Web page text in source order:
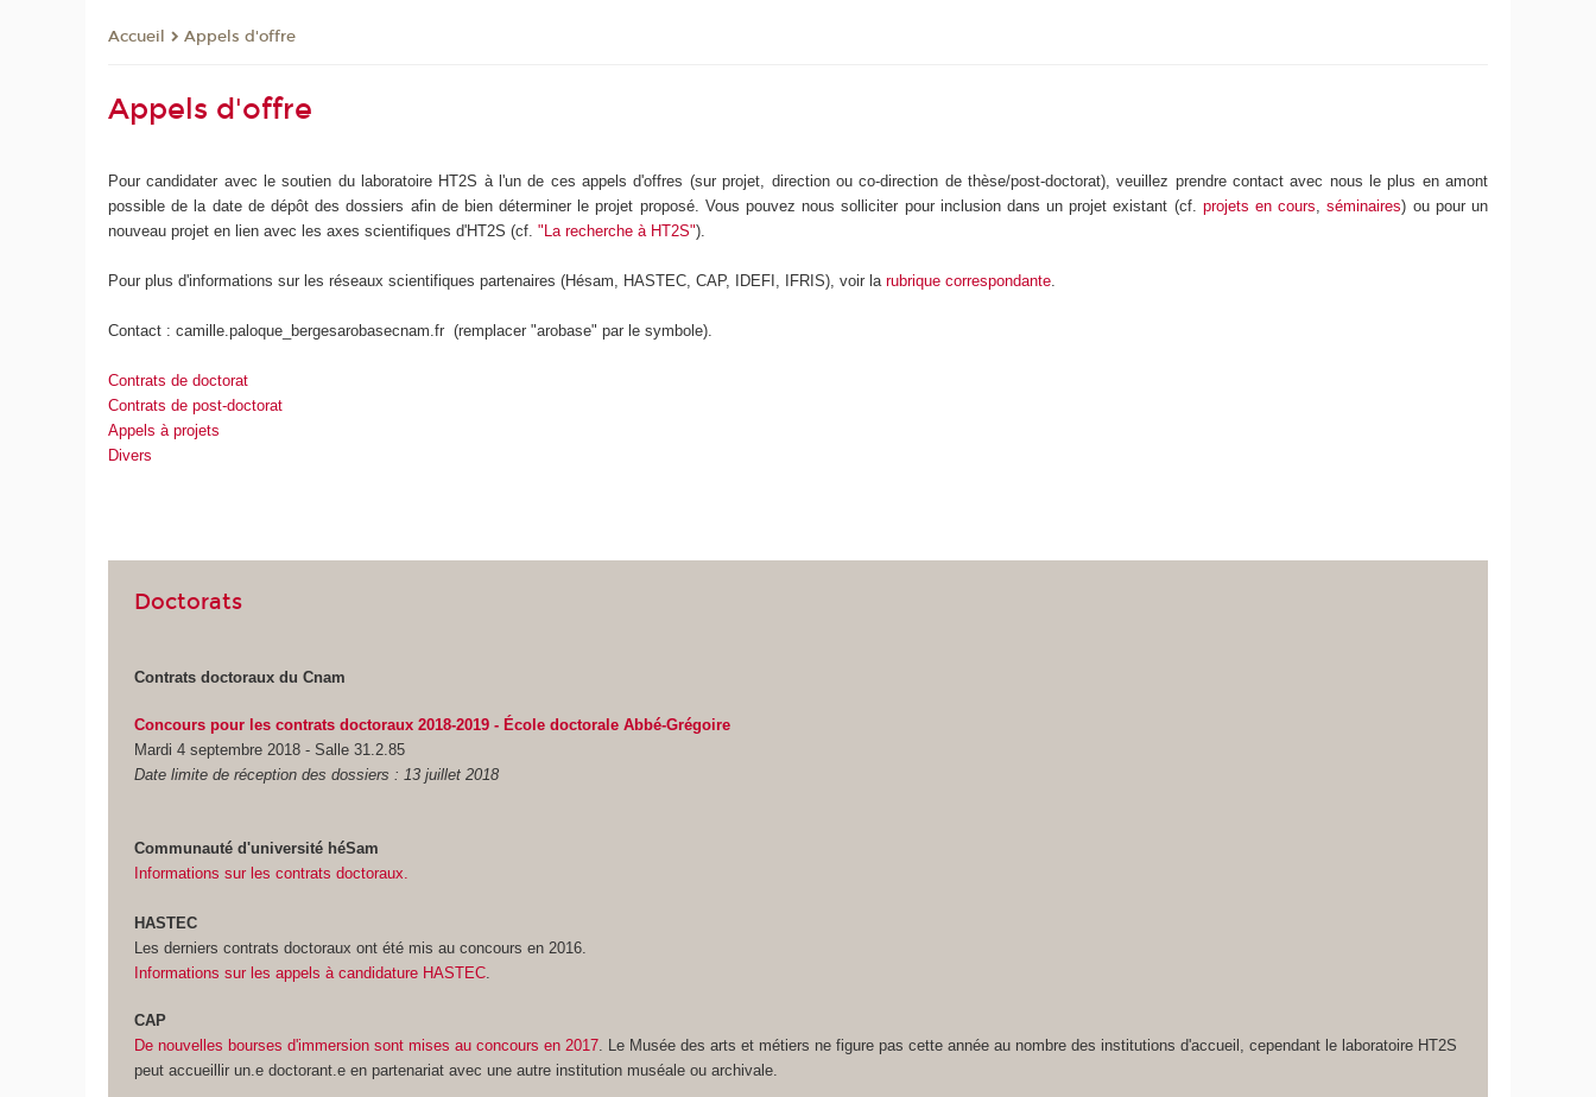
Accueil Appels d'offre
Appels d'offre
Pour candidater avec le soutien du laboratoire HT2S à l'un de ces appels d'offres (sur projet, direction ou co-direction de thèse/post-doctorat), veuillez prendre contact avec nous le plus en amont
possible de la date de dépôt des dossiers afin de bien déterminer le projet proposé. Vous pouvez nous solliciter pour inclusion dans un projet existant (cf. projets en cours ,séminaires) ou pour un
nouveau projet en lien avec les axes scientifiques d'HT2S (cf."La recherche à HT2S").
Pour plus d'informations sur les réseaux scientifiques partenaires (Hésam, HASTEC, CAP, IDEFI, IFRIS), voir larubrique correspondante
Contact : camille.paloque_bergesarobasecnam.fr (remplacer "arobase" par le symbole).
Contrats de doctorat
Contrats de post-doctorat
Appels à projets
Divers
Doctorats
Contrats doctoraux du Cnam
Concours pour les contrats doctoraux 2018-2019 - École doctorale Abbé-Grégoire
Mardi 4 septembre 2018 - Salle 31.2.85
Date limite de réception des dossiers : 13 juillet 2018
Communauté d'université héSam
Informations sur les contrats doctoraux.
HASTEC
Les derniers contrats doctoraux ont été mis au concours en 2016.
Informations sur les appels à candidature HASTEC
CAP
De nouvelles bourses d'immersion sont mises au concours en 2017. Le Musée des arts et métiers ne figure pas cette année au nombre des institutions d'accueil, cependant le laboratoire HT2S
peut accueillir un.e doctorant.e en partenariat avec une autre institution muséale ou archivale.